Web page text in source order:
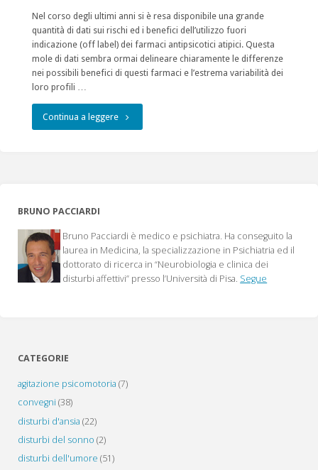
Nel corso degli ultimi anni si è resa disponibile una grande
quantità di dati sui rischi ed i benefici dell’utilizzo fuori
indicazione (off label) dei farmaci antipsicotici atipici. Questa
mole di dati sembra ormai delineare chiaramente le differenze
nei possibili benefici di questi farmaci e l’estrema variabilità dei
loro profili …
Continua a leggere"L’utilizzo
oltre
le
BRUNO PACCIARDI
Bruno Pacciardi è medico e psichiatra. Ha conseguito la
laurea in Medicina, la specializzazione in Psichiatria ed il
dottorato di ricerca in “Neurobiologia e clinica dei
disturbi affettivi” presso l’Università di Pisa. Segue
CATEGORIE
agitazione psicomotoria (7)
convegni (38)
disturbi d'ansia (22)
disturbi del sonno (2)
disturbi dell'umore (51)